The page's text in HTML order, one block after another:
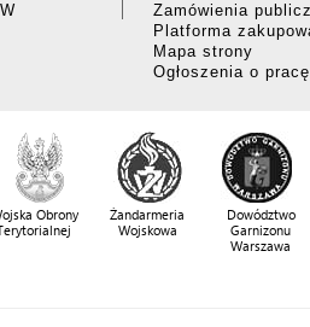
Zamówienia
Platforma
Mapa strony
Ogłoszenia o pracę
Obrony
Żandarmeria
Wojskowa
Dowództwo
Garnizonu
Warszawa